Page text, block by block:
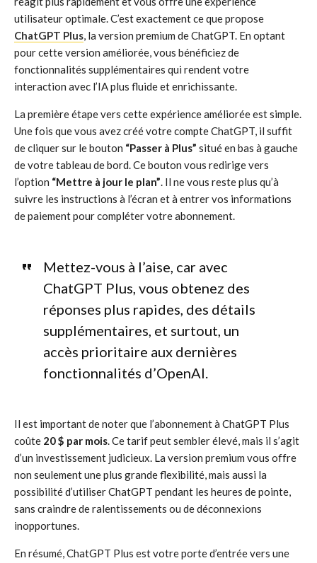
utilisateur optimale. C’est exactement ce que propose
ChatGPT Plus, la version premium de ChatGPT. En optant
pour cette version améliorée, vous bénéficiez de
fonctionnalités supplémentaires qui rendent votre
interaction avec l’IA plus fluide et enrichissante.
La première étape vers cette expérience améliorée est simple.
Une fois que vous avez créé votre compte ChatGPT, il suffit
de cliquer sur le bouton “Passer à Plus” situé en bas à gauche
de votre tableau de bord. Ce bouton vous redirige vers
l’option “Mettre à jour le plan”. Il ne vous reste plus qu’à
suivre les instructions à l’écran et à entrer vos informations
de paiement pour compléter votre abonnement.
Mettez-vous à l’aise, car avec
ChatGPT Plus, vous obtenez des
réponses plus rapides, des détails
supplémentaires, et surtout, un
accès prioritaire aux dernières
fonctionnalités d’OpenAI.
Il est important de noter que l’abonnement à ChatGPT Plus
coûte 20 $ par mois. Ce tarif peut sembler élevé, mais il s’agit
d’un investissement judicieux. La version premium vous offre
non seulement une plus grande flexibilité, mais aussi la
possibilité d’utiliser ChatGPT pendant les heures de pointe,
sans craindre de ralentissements ou de déconnexions
inopportunes.
En résumé, ChatGPT Plus est votre porte d’entrée vers une